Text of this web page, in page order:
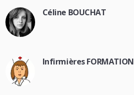
Céline BOUCHAT
Infirmières FORMATION